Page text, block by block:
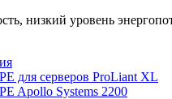
низкий уровень
для серверов ProLiant XL
Apollo Systems 2200